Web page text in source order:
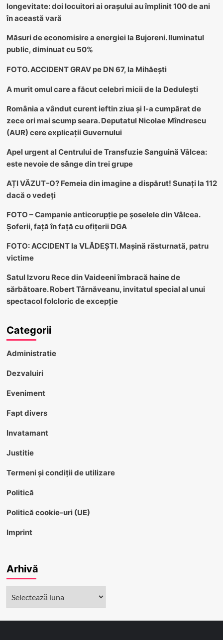
longevitate: doi locuitori ai orașului au împlinit 100 de ani
în această vară
Măsuri de economisire a energiei la Bujoreni. Iluminatul
public, diminuat cu 50%
FOTO. ACCIDENT GRAV pe DN 67, la Mihăești
A murit omul care a făcut celebri micii de la Dedulești
România a vândut curent ieftin ziua și l-a cumpărat de
zece ori mai scump seara. Deputatul Nicolae Mîndrescu
(AUR) cere explicații Guvernului
Apel urgent al Centrului de Transfuzie Sanguină Vâlcea:
este nevoie de sânge din trei grupe
AȚI VĂZUT-O? Femeia din imagine a dispărut! Sunați la 112
dacă o vedeți
FOTO – Campanie anticorupție pe șoselele din Vâlcea.
Șoferii, față în față cu ofițerii DGA
FOTO: ACCIDENT la VLĂDEȘTI. Mașină răsturnată, patru
victime
Satul Izvoru Rece din Vaideeni îmbracă haine de
sărbătoare. Robert Târnăveanu, invitatul special al unui
spectacol folcloric de excepție
Categorii
Administratie
Dezvaluiri
Eveniment
Fapt divers
Invatamant
Justitie
Termeni și condiții de utilizare
Politică
Politică cookie-uri (UE)
Imprint
Arhivă